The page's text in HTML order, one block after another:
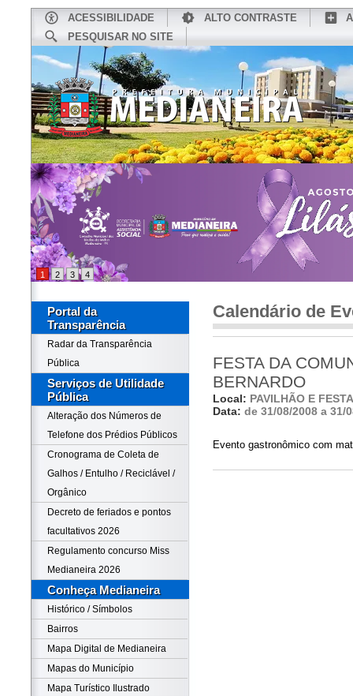
ACESSIBILIDADE ALTO CONTRASTE
PESQUISAR NO SITE
CONHEÇA MEDIANEIRA
1 2 3 4
Portal da
Transparência
Radar da Transparência
Pública
Serviços de Utilidade
Pública
Alteração dos Números de
Telefone dos Prédios Públicos
Cronograma de Coleta de
Galhos / Entulho / Reciclável /
Orgânico
Decreto de feriados e pontos
facultativos 2026
Regulamento concurso Miss
Medianeira 2026
Conheça Medianeira
Histórico / Símbolos
Bairros
Mapa Digital de Medianeira
Mapas do Município
Mapa Turístico Ilustrado
Calendário de
FESTA DA
BERNARDO
Local: PAVILHÃO E
Data: de 31/08/2008 a 31/
Evento gastronômico com